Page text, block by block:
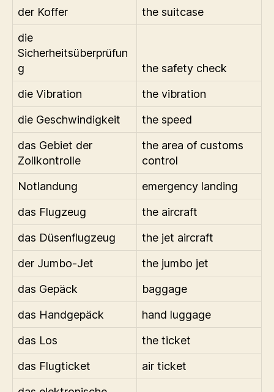
der Koffer
the suitcase
die
Sicherheitsüberprüfun
g
the safety check
die Vibration
the vibration
die Geschwindigkeit
the speed
das Gebiet der
Zollkontrolle
the area of customs
control
Notlandung
emergency landing
das Flugzeug
the aircraft
das Düsenflugzeug
the jet aircraft
der Jumbo-Jet
the jumbo jet
das Gepäck
baggage
das Handgepäck
hand luggage
das Los
the ticket
das Flugticket
air ticket